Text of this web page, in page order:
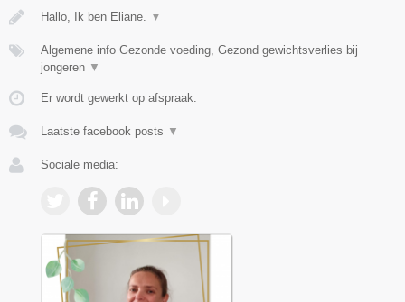
Hallo, Ik ben Eliane. ▼
Algemene info Gezonde voeding, Gezond gewichtsverlies bij
jongeren ▼
Er wordt gewerkt op afspraak.
Laatste facebook posts ▼
Sociale media: